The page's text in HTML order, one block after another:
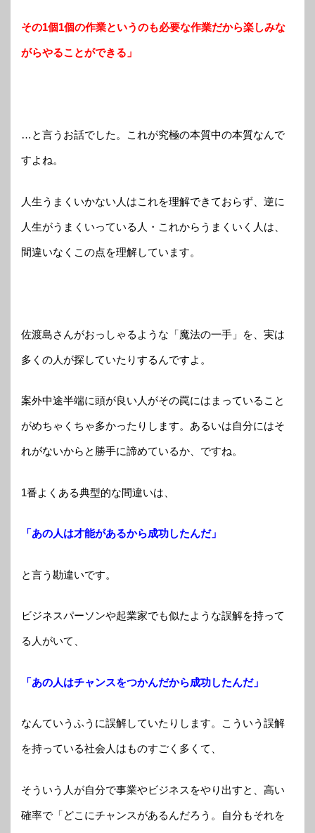
その1個1個の作業というのも必要な作業だから楽しみな
がらやることができる」
…と言うお話でした。これが究極の本質中の本質なんで
すよね。
人生うまくいかない人はこれを理解できておらず、逆に
人生がうまくいっている人・これからうまくいく人は、
間違いなくこの点を理解しています。
佐渡島さんがおっしゃるような「魔法の一手」を、実は
多くの人が探していたりするんですよ。
案外中途半端に頭が良い人がその罠にはまっていること
がめちゃくちゃ多かったりします。あるいは自分にはそ
れがないからと勝手に諦めているか、ですね。
1番よくある典型的な間違いは、
「あの人は才能があるから成功したんだ」
と言う勘違いです。
ビジネスパーソンや起業家でも似たような誤解を持って
る人がいて、
「あの人はチャンスをつかんだから成功したんだ」
なんていうふうに誤解していたりします。こういう誤解
を持っている社会人はものすごく多くて、
そういう人が自分で事業やビジネスをやり出すと、高い
確率で「どこにチャンスがあるんだろう。自分もそれを